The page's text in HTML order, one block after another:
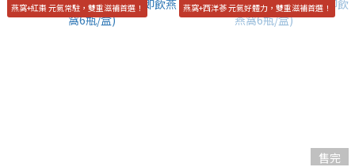
燕窩+紅棗 元氣常駐，雙重滋補首選！ 燕窩+西洋蔘 元氣好體力，雙重滋補首選！
售完